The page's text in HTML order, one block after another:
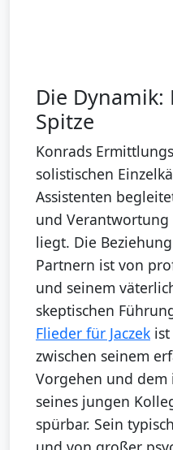
Die Dynamik:
Spitze
Konrads
solistischen
Assistenten
und
liegt. Die
Partnern ist von
und seinem
skeptischen
Flieder für Jaczek
zwischen seinem
Vorgehen und dem
seines jungen
spürbar. Sein